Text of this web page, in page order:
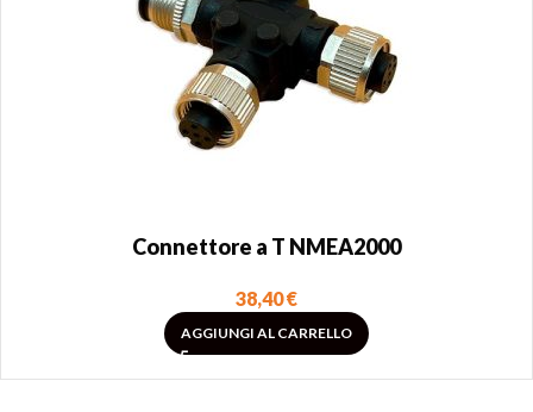
Connettore a T NMEA2000
38,40€
AGGIUNGI AL CARRELLO